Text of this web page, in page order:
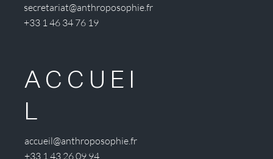
secretariat@anthroposophie.fr
+33 1 46 34 76 19
ACCUEI
L
accueil@anthroposophie.fr
+33 1 43 26 09 94